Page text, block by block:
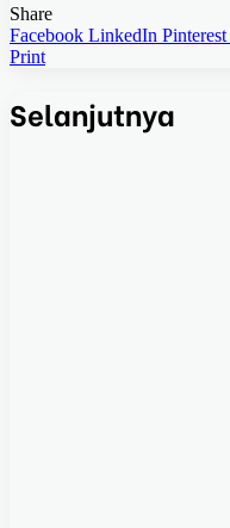
Share
Facebook LinkedIn Pinterest
Print
Selanjutnya